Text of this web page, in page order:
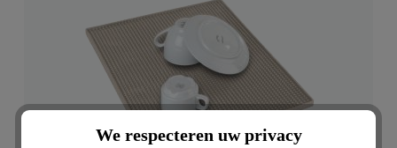
We respecteren uw privacy